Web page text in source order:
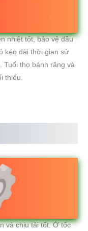
nhiệt tốt, bảo vệ dầu
kéo dài thời gian sử
Tuổi thọ bánh răng và
thiểu.
và chịu tải tốt. Ở tốc